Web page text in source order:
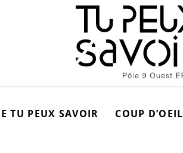
TU PEUX SAVOIR COUP D’OEIL